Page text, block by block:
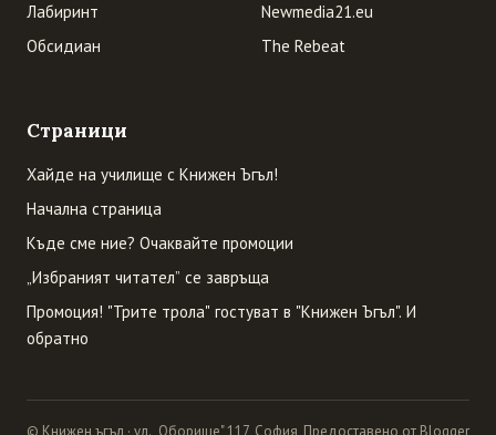
Лабиринт
Обсидиан
Newmedia21.eu
The Rebeat
Страници
Хайде на училище с Книжен Ъгъл!
Начална страница
Къде сме ние? Очаквайте промоции
„Избраният читател” се завръща
Промоция! "Трите трола" гостуват в "Книжен Ъгъл". И
обратно